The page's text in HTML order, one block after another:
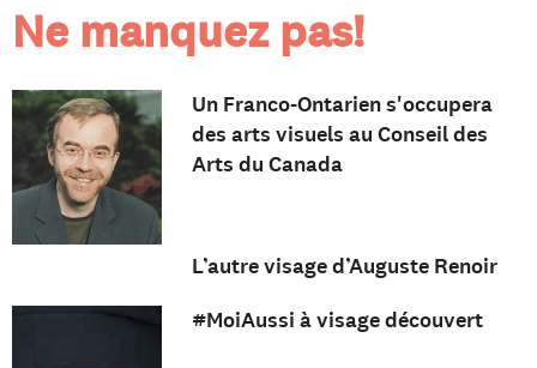
Ne manquez pas!
Un Franco-Ontarien s'occupera
des arts visuels au Conseil des
Arts du Canada
L’autre visage d’Auguste Renoir
#MoiAussi à visage découvert